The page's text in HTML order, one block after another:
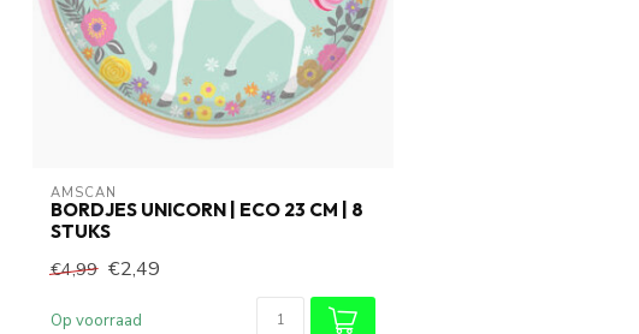
AMSCAN
BORDJES UNICORN | ECO 23 CM | 8
STUKS
€4,99 €2,49
Op voorraad